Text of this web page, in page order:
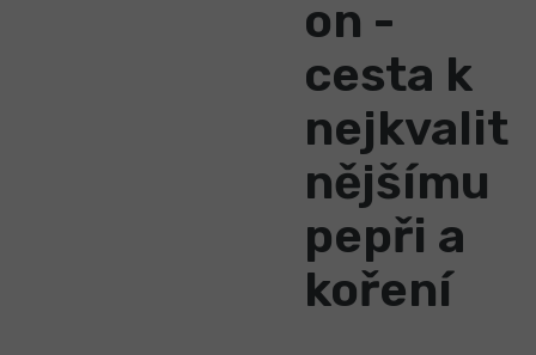
on -
cesta k
nejkvalit
nějšímu
pepři a
koření